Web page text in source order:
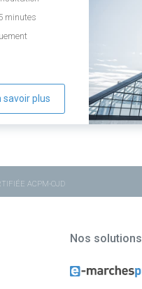
minutes
savoir plus
ACPM-OJD
Nos solutions